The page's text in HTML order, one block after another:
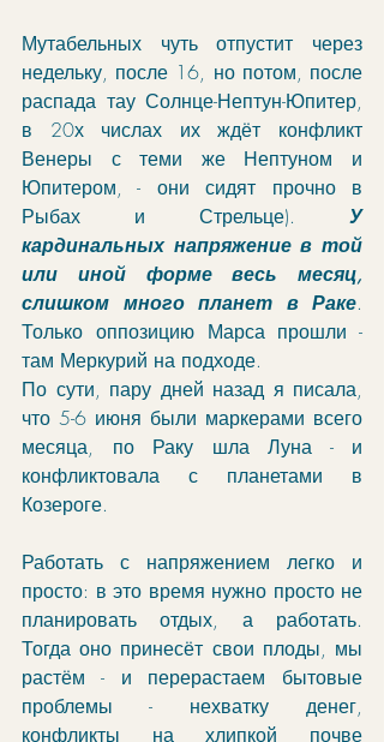
Мутабельных чуть отпустит через
недельку, после 16, но потом, после
распада тау Солнце-Нептун-Юпитер,
в 20х числах их ждёт конфликт
Венеры с теми же Нептуном и
Юпитером, - они сидят прочно в
Рыбах и Стрельце). У
кардинальных напряжение в той
или иной форме весь месяц,
слишком много планет в Раке.
Только оппозицию Марса прошли -
там Меркурий на подходе.
По сути, пару дней назад я писала,
что 5-6 июня были маркерами всего
месяца, по Раку шла Луна - и
конфликтовала с планетами в
Козероге.
Работать с напряжением легко и
просто: в это время нужно просто не
планировать отдых, а работать.
Тогда оно принесёт свои плоды, мы
растём - и перерастаем бытовые
проблемы - нехватку денег,
конфликты на хлипкой почве